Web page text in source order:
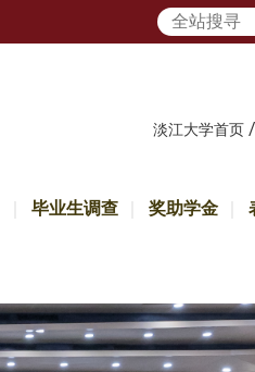
淡江大学首页 /
毕业生调查 奖助学金